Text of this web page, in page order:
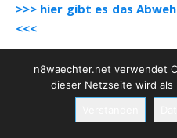
>>> hier gibt es das
<<<
Elektroschock-Gerät
Die Zahl der Überfälle
Selbstschutz immer
n8waechter.net verwendet
dieser Netzseite wird